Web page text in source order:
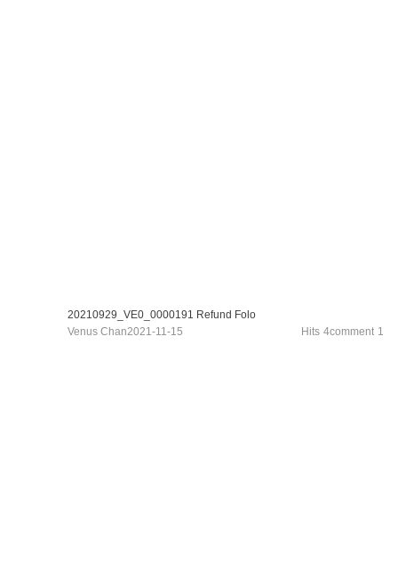
20210929_VE0_0000191 Refund Folo
Venus Chan2021-11-15 Hits 4comment 1